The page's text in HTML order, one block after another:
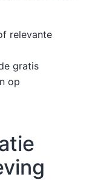
relevante
gratis
op